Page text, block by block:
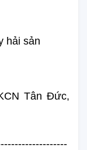
hải sản
Tân Đức,